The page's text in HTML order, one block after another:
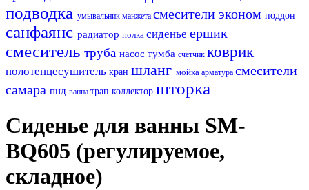
подводка умывальник манжета смесители эконом поддон
санфаянс радиатор полка сиденье ершик
смеситель труба насос тумба счетчик коврик
полотенцесушитель кран шланг мойка арматура смесители
самара пнд ванна трап коллектор шторка
Сиденье для ванны SM-
BQ605 (регулируемое,
складное)